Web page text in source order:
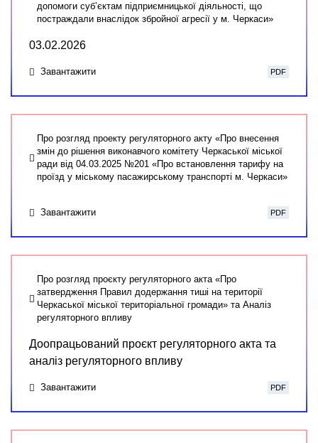
допомоги суб’єктам підприємницької діяльності, що
постраждали внаслідок збройної агресії у м. Черкаси»
03.02.2026
Завантажити PDF
Про розгляд проекту регуляторного акту «Про внесення
змін до рішення виконавчого комітету Черкаської міської
ради від 04.03.2025 №201 «Про встановлення тарифу на
проїзд у міському пасажирському транспорті м. Черкаси»
Завантажити PDF
Про розгляд проєкту регуляторного акта «Про
затвердження Правил додержання тиші на території
Черкаської міської територіальної громади» та Аналіз
регуляторного впливу
Доопрацьований проєкт регуляторного акта та
аналіз регуляторного впливу
Завантажити PDF